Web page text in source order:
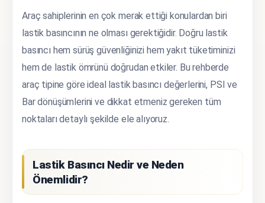
Araç sahiplerinin en çok merak ettiği konulardan biri
lastik basıncının ne olması gerektiğidir. Doğru lastik
basıncı hem sürüş güvenliğinizi hem yakıt tüketiminizi
hem de lastik ömrünü doğrudan etkiler. Bu rehberde
araç tipine göre ideal lastik basıncı değerlerini, PSI ve
Bar dönüşümlerini ve dikkat etmeniz gereken tüm
noktaları detaylı şekilde ele alıyoruz.
Lastik Basıncı Nedir ve Neden
Önemlidir?